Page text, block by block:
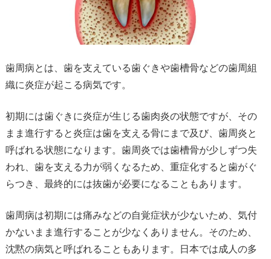
歯周病とは、歯を支えている歯ぐきや歯槽骨などの歯周組
織に炎症が起こる病気です。
初期には歯ぐきに炎症が生じる歯肉炎の状態ですが、その
まま進行すると炎症は歯を支える骨にまで及び、歯周炎と
呼ばれる状態になります。歯周炎では歯槽骨が少しずつ失
われ、歯を支える力が弱くなるため、重症化すると歯がぐ
らつき、最終的には抜歯が必要になることもあります。
歯周病は初期には痛みなどの自覚症状が少ないため、気付
かないまま進行することが少なくありません。そのため、
沈黙の病気と呼ばれることもあります。日本では成人の多